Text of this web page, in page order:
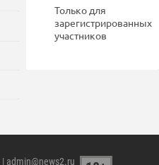
Только для
зарегистрированных
участников
| admin@news2.ru